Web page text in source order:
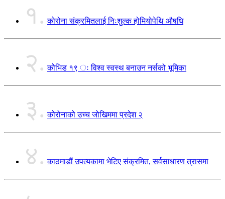
१. कोरोना संक्रमितलाई निःशुल्क होमियोपेथि औषधि
२. कोेभिड १९ ः विश्व स्वस्थ बनाउन नर्सको भूमिका
३. कोरोनाको उच्च जोखिममा प्रदेश २
४. काठमाडौं उपत्यकामा भेटिए संक्रमित, सर्वसाधारण त्रासमा